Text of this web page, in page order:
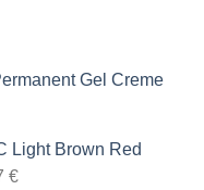
Gel Creme
Light Brown Red
€